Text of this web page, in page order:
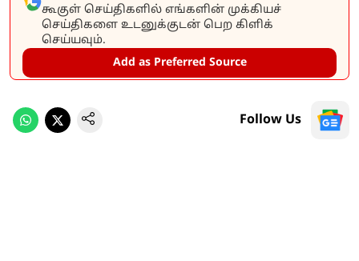
கூகுள் செய்திகளில் எங்களின் முக்கியச்
செய்திகளை உடனுக்குடன் பெற கிளிக்
செய்யவும்.
Add as Preferred Source
Follow Us